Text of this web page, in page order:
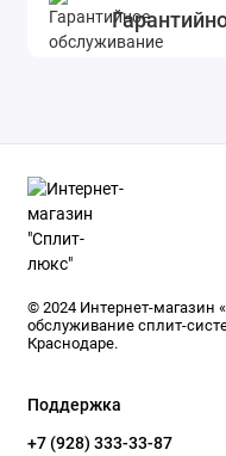
© 2024 Интернет-магазин
обслуживание сплит-
Краснодаре.
Поддержка
+7 (928) 333-33-87